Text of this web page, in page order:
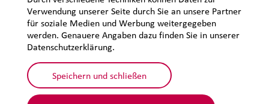
Verwendung unserer Seite durch Sie an unsere Partner
für soziale Medien und Werbung weitergegeben
werden. Genauere Angaben dazu finden Sie in unserer
Datenschutzerklärung.
Speichern und schließen